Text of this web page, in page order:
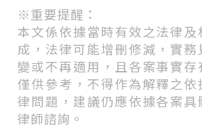
※重要提醒：
本文係依據當時有效之法律
成，法律可能增刪修減，實
變或不再適用，且各案事實
僅供參考，不得作為解釋之
律問題，建議仍應依據各案
律師諮詢。